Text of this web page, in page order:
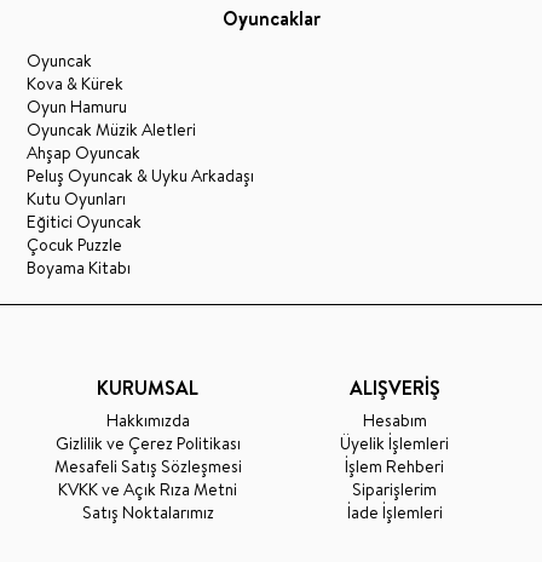
Oyuncaklar
Oyuncak
Kova & Kürek
Oyun Hamuru
Oyuncak Müzik Aletleri
Ahşap Oyuncak
Peluş Oyuncak & Uyku Arkadaşı
Kutu Oyunları
Eğitici Oyuncak
Çocuk Puzzle
Boyama Kitabı
KURUMSAL
Hakkımızda
Gizlilik ve Çerez Politikası
Mesafeli Satış Sözleşmesi
KVKK ve Açık Rıza Metni
Satış Noktalarımız
ALIŞVERİŞ
Hesabım
Üyelik İşlemleri
İşlem Rehberi
Siparişlerim
İade İşlemleri